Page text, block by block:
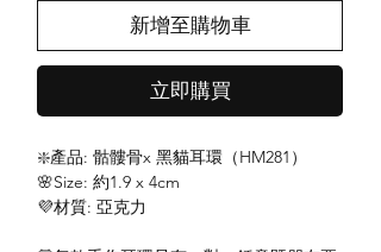
新增至購物車
立即購買
❇️產品: 骷髏骨x 黑貓耳環（HM281）
🌸Size: 約1.9 x 4cm
💜材質: 亞克力